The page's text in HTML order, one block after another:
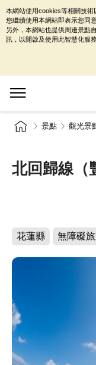
景點 觀光景
北回歸線（
花蓮縣 無障礙
本網站使用cookies等相關技
您繼續使用本網站即表示您同
另外，本網站也提供周邊景點
訊，以開啟及使用此智慧化服務